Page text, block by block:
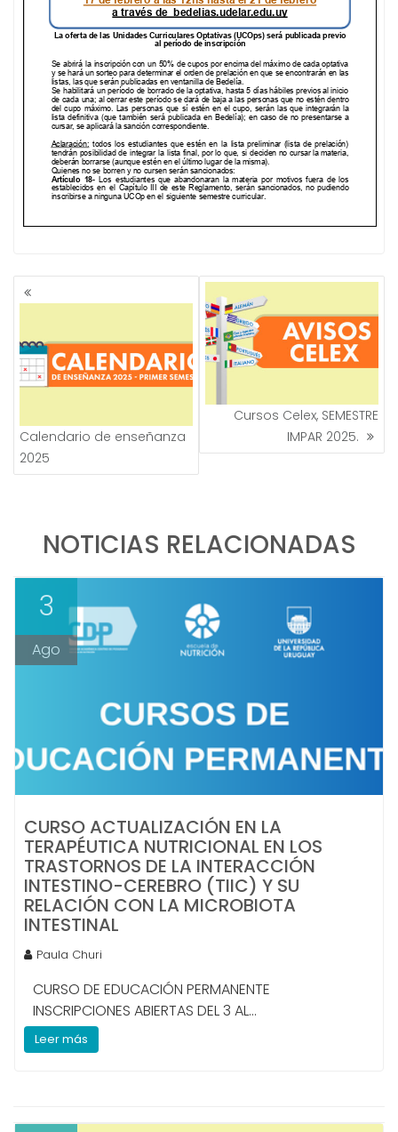
NAVEGACIÓN
DE
Calendario de enseñanza
2025
Cursos Celex, SEMESTRE
IMPAR 2025.
NOTICIAS RELACIONADAS
3
Ago
CURSO ACTUALIZACIÓN EN LA
TERAPÉUTICA NUTRICIONAL EN LOS
TRASTORNOS DE LA INTERACCIÓN
INTESTINO-CEREBRO (TIIC) Y SU
RELACIÓN CON LA MICROBIOTA
INTESTINAL
Paula Churi
CURSO DE EDUCACIÓN PERMANENTE
INSCRIPCIONES ABIERTAS DEL 3 AL...
Leer más